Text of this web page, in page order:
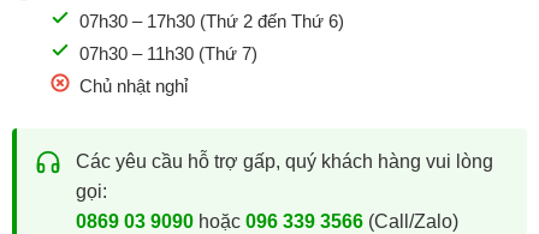
07h30 – 17h30 (Thứ 2 đến Thứ 6)
07h30 – 11h30 (Thứ 7)
Chủ nhật nghỉ
Các yêu cầu hỗ trợ gấp, quý khách hàng vui lòng
gọi:
0869 03 9090hoặc 096 339 3566(Call/Zalo)